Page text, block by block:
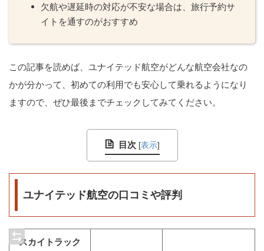
欠航や遅延時の対応が不安な場合は、旅行予約サ
イトを通すのがおすすめ
この記事を読めば、ユナイテッド航空がどんな航空会社なの
かが分かって、初めての利用でも安心して乗れるようになり
ますので、ぜひ最後までチェックしてみてください。
目次 [表示]
ユナイテッド航空の口コミや評判
スカイトラック